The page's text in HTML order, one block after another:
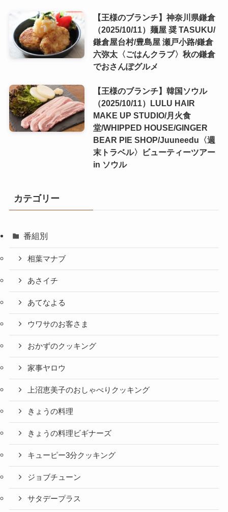
【王様のブランチ】神奈川県鎌倉
（2025/10/11）麺屋 奨 TASUKU/
鎌倉屋台村/豊島屋 瀬戸小路/鎌倉
六弥太〈ごはんクラブ〉秋の鎌倉
でおさんぽグルメ
【王様のブランチ】韓国ソウル
（2025/10/11）LULU HAIR
MAKE UP STUDIO/月火食
堂/WHIPPED HOUSE/GINGER
BEAR PIE SHOP/Juuneedu〈週
末トラベル〉ビューティーツアー
in ソウル
カテゴリー
番組別
相葉マナブ
あさイチ
あてなよる
ウワサのお客さま
おかずのクッキング
家事ヤロウ
上沼恵美子のおしゃべりクッキング
きょうの料理
きょうの料理ビギナーズ
キューピー3分クッキング
ジョブチューン
サタデープラス